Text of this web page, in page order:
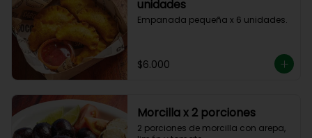
unidades
Empanada pequeña x 6 unidades.
$6.000
Morcilla x 2 porciones
2 porciones de morcilla con arepa,